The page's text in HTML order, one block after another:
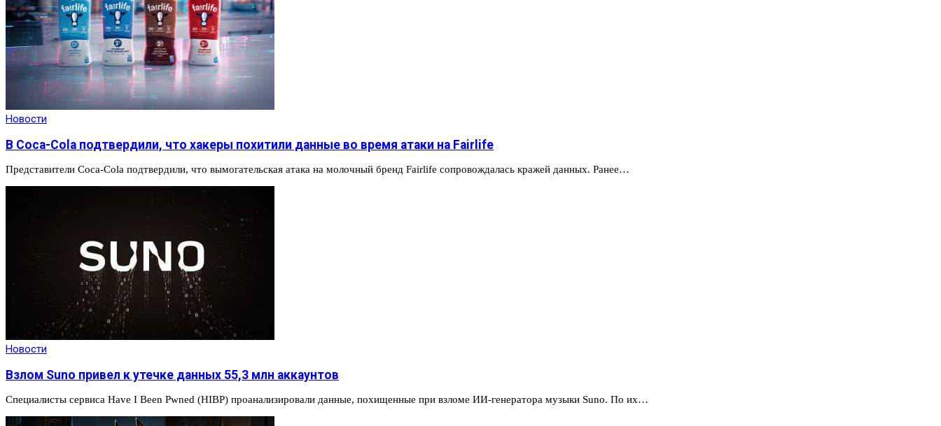
Новости
В Coca-Cola подтвердили, что хакеры похитили данные во время атаки на Fairlife
Представители Coca-Cola подтвердили, что вымогательская атака на молочный бренд Fairlife сопровождалась кражей данных. Ранее…
Новости
Взлом Suno привел к утечке данных 55,3 млн аккаунтов
Специалисты сервиса Have I Been Pwned (HIBP) проанализировали данные, похищенные при взломе ИИ-генератора музыки Suno. По их…